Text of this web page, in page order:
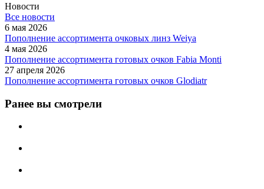
Новости
Все новости
6 мая 2026
Пополнение ассортимента очковых линз Weiya
4 мая 2026
Пополнение ассортимента готовых очков Fabia Monti
27 апреля 2026
Пополнение ассортимента готовых очков Glodiatr
Ранее вы смотрели